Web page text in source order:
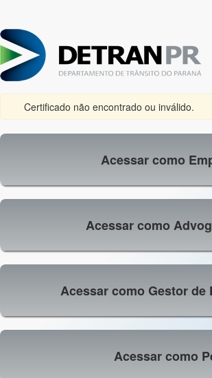
Certificado não encontrado ou inválido.
Acessar como
Acessar como
Acessar como Gestor
Acessar como